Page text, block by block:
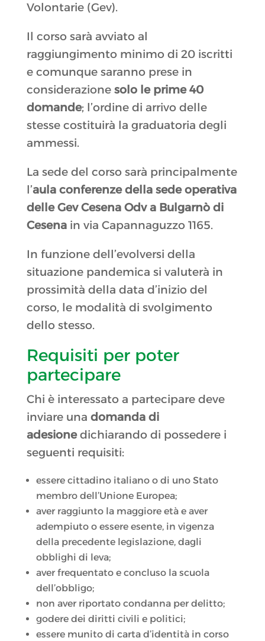
Volontarie (Gev).
Il corso sarà avviato al
raggiungimento minimo di 20 iscritti
e comunque saranno prese in
considerazione solo le prime 40
domande; l’ordine di arrivo delle
stesse costituirà la graduatoria degli
ammessi.
La sede del corso sarà principalmente
l’aula conferenze della sede operativa
delle Gev Cesena Odv a Bulgarnò di
Cesenain via Capannaguzzo 1165.
In funzione dell’evolversi della
situazione pandemica si valuterà in
prossimità della data d’inizio del
corso, le modalità di svolgimento
dello stesso.
Requisiti per poter
partecipare
Chi è interessato a partecipare deve
inviare una domanda di
adesionedichiarando di possedere i
seguenti requisiti:
essere cittadino italiano o di uno Stato
membro dell’Unione Europea;
aver raggiunto la maggiore età e aver
adempiuto o essere esente, in vigenza
della precedente legislazione, dagli
obblighi di leva;
aver frequentato e concluso la scuola
dell’obbligo;
non aver riportato condanna per delitto;
godere dei diritti civili e politici;
essere munito di carta d’identità in corso